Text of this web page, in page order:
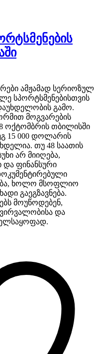
ამჟამად სერიოზულ
სპორტსმენებისთვის
გამო.
მოგვარების
ოქტომბრის თბილისში
15 000 დოლარის
თუ 48 საათის
არ მიიღება,
და ფინანსური
ხოლო მსოფლიო
გაეგზავნება.
მოუწოდებენ,
და